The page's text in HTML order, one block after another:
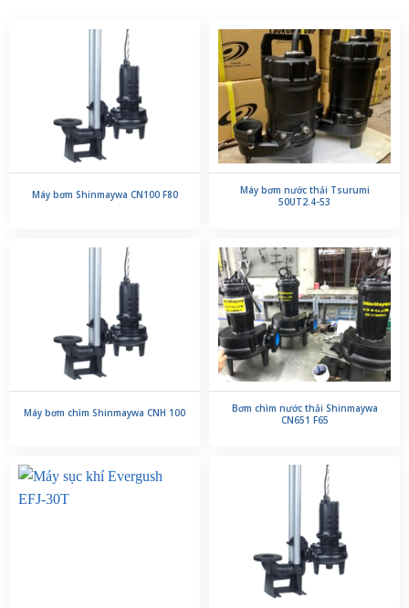
Máy bơm Shinmaywa CN100 F80
Máy bơm nước thải Tsurumi
50UT2.4-53
Máy bơm chìm Shinmaywa CNH 100
Bơm chìm nước thải Shinmaywa
CN651 F65